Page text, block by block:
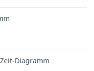
Diagramm